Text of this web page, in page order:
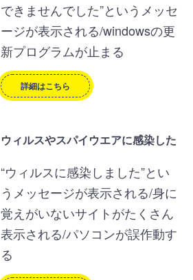
できませんでした”というメッセ
ージが表示される/windowsの更
新プログラムが止まる
詳細はこちら
ウィルスやスパイウエアに感染した
“ウィルスに感染しました”とい
うメッセージが表示される/身に
覚えがいないサイトがたくさん
表示される/パソコンが誤作動す
る